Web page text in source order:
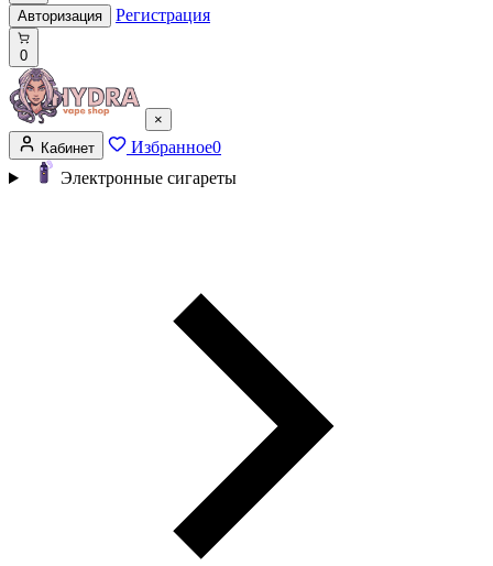
Авторизация Регистрация
0
×
Кабинет
Избранное0
Электронные сигареты